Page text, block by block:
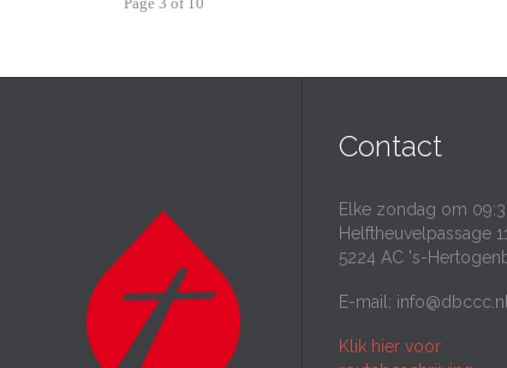
Contact
Elke zondag om
Helftheuvelpassage
5224 AC 's-
E-mail: info@dbccc.nl
Klik hier voor